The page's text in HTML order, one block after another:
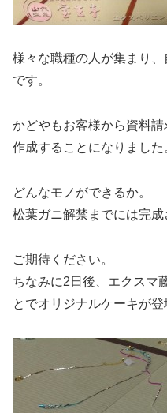
様々な職種の人が集まり
です。
かどやもお客様から資料
作成することになりました
どんなモノができるか。
松葉ガニ解禁までには完成
ご期待ください。
ちなみに2日後、エクスマ
とでオリジナルケーキが登